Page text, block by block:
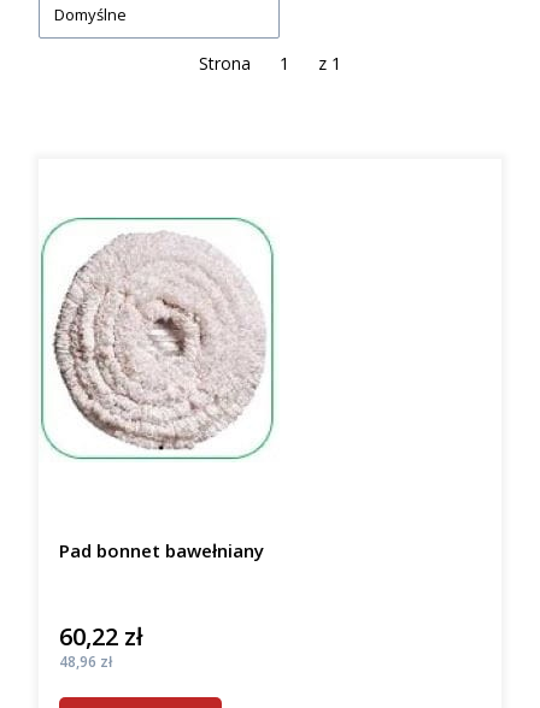
Domyślne
Strona z 1
Pad bonnet bawełniany
Cena
60,22 zł
Cena
48,96 zł